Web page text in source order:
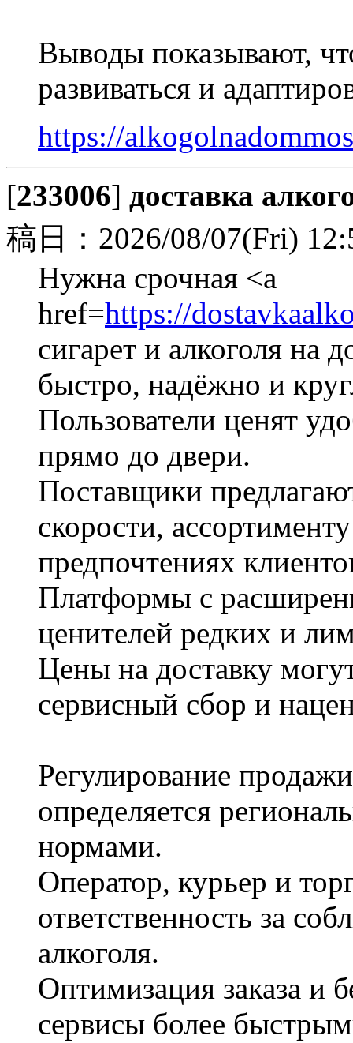
Выводы показывают,
развиваться и
https://
[233006] доставка
稿日：2026/08/07(Fri)
Нужна срочная <a
href=https://
сигарет и алкоголя на
быстро, надёжно и
Пользователи ценят
прямо до двери.
Поставщики
скорости,
предпочтениях
Платформы с
ценителей редких и
Цены на доставку
сервисный сбор и
Регулирование
определяется
нормами.
Оператор, курьер и
ответственность за
алкоголя.
Оптимизация заказа и
сервисы более